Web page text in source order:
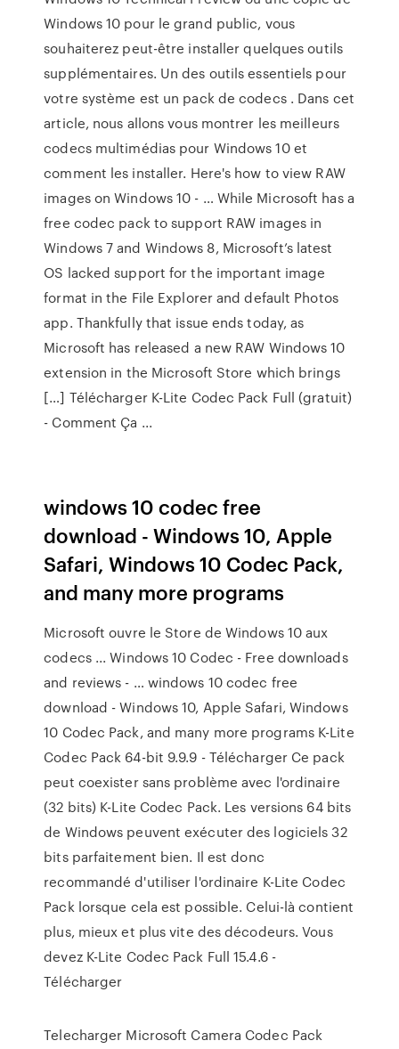
Windows 10 pour le grand public, vous
souhaiterez peut-être installer quelques outils
supplémentaires. Un des outils essentiels pour
votre système est un pack de codecs . Dans cet
article, nous allons vous montrer les meilleurs
codecs multimédias pour Windows 10 et
comment les installer. Here's how to view RAW
images on Windows 10 - … While Microsoft has a
free codec pack to support RAW images in
Windows 7 and Windows 8, Microsoft’s latest
OS lacked support for the important image
format in the File Explorer and default Photos
app. Thankfully that issue ends today, as
Microsoft has released a new RAW Windows 10
extension in the Microsoft Store which brings
[…] Télécharger K-Lite Codec Pack Full (gratuit)
- Comment Ça ...
windows 10 codec free
download - Windows 10, Apple
Safari, Windows 10 Codec Pack,
and many more programs
Microsoft ouvre le Store de Windows 10 aux
codecs ... Windows 10 Codec - Free downloads
and reviews - … windows 10 codec free
download - Windows 10, Apple Safari, Windows
10 Codec Pack, and many more programs K-Lite
Codec Pack 64-bit 9.9.9 - Télécharger Ce pack
peut coexister sans problème avec l'ordinaire
(32 bits) K-Lite Codec Pack. Les versions 64 bits
de Windows peuvent exécuter des logiciels 32
bits parfaitement bien. Il est donc
recommandé d'utiliser l'ordinaire K-Lite Codec
Pack lorsque cela est possible. Celui-là contient
plus, mieux et plus vite des décodeurs. Vous
devez K-Lite Codec Pack Full 15.4.6 -
Télécharger
Telecharger Microsoft Camera Codec Pack